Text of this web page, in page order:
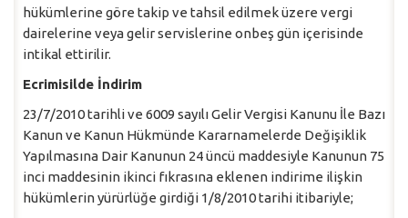
hükümlerine göre takip ve tahsil edilmek üzere vergi
dairelerine veya gelir servislerine onbeş gün içerisinde
intikal ettirilir.
Ecrimisilde İndirim
23/7/2010 tarihli ve 6009 sayılı Gelir Vergisi Kanunu İle Bazı
Kanun ve Kanun Hükmünde Kararnamelerde Değişiklik
Yapılmasına Dair Kanunun 24 üncü maddesiyle Kanunun 75
inci maddesinin ikinci fıkrasına eklenen indirime ilişkin
hükümlerin yürürlüğe girdiği 1/8/2010 tarihi itibariyle;